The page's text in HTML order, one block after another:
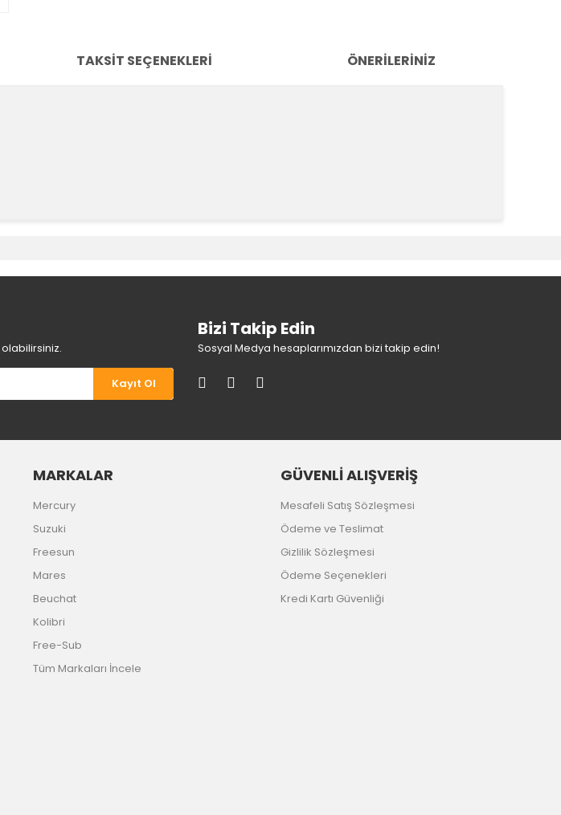
TAKSIT SEÇENEKLERI ÖNERILERINIZ
Gönder
Kayıt Ol
Bizi Takip Edin
Sosyal Medya hesaplarımızdan bizi takip edin!
MARKALAR
Mercury
Suzuki
Freesun
Mares
Beuchat
Kolibri
Free-Sub
Tüm Markaları İncele
GÜVENLİ ALIŞVERİŞ
Mesafeli Satış Sözleşmesi
Ödeme ve Teslimat
Gizlilik Sözleşmesi
Ödeme Seçenekleri
Kredi Kartı Güvenliği